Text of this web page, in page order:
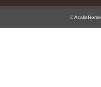
©AcalieHome